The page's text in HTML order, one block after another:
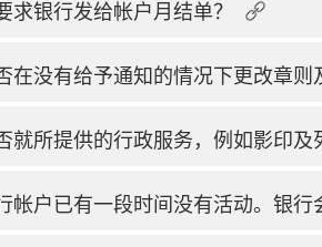
求银行发给帐户月结单？
在没有给予通知的情况下更改章则
就所提供的行政服务，例如影印及
帐户已有一段时间没有活动。银行